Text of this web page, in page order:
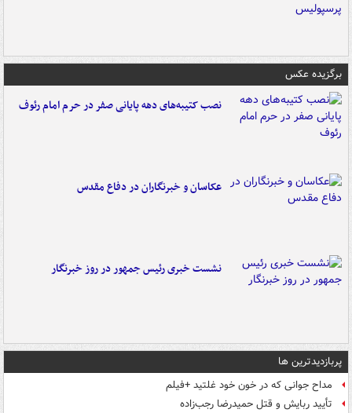
برگزیده عکس
نصب کتیبه‌های دهه پایانی صفر در حرم امام رئوف
عکاسان و خبرنگاران در دفاع مقدس
نشست خبری رئیس جمهور در روز خبرنگار
پربازدیدترین ها
مداح جوانی که در خون خود غلتید +فیلم
تأیید ربایش و قتل حمیدرضا رجب‌زاده